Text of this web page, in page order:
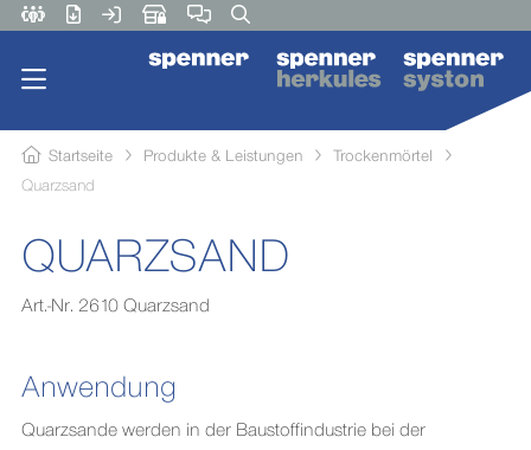
Startseite Produkte & Leistungen
Trockenmörtel
Quarzsand
QUARZSAND
Art.-Nr. 2610 Quarzsand
Anwendung
Quarzsande werden in der Baustoffindustrie bei der